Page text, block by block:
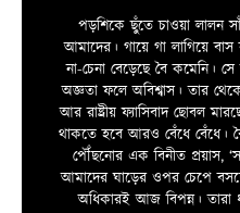
পড়শিকে ছুঁতে চাওয়া লালন
আমাদের। গায়ে গা লাগিয়ে
না-চেনা বেড়েছে বৈ কমেনি।
অজ্ঞতা ফলে অবিশ্বাস। তার
আর রাষ্ট্রীয় ফ্যাসিবাদ ছোবল
থাকতে হবে আরও বেঁধে বেঁধে।
পৌঁছনোর এক বিনীত প্রয়াস,
আমাদের ঘাড়ের ওপর চেপে
অধিকারই আজ বিপন্ন। তারা